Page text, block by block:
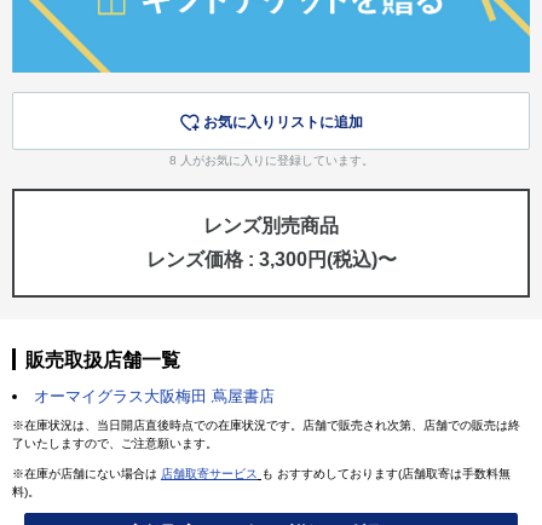
お気に入りリストに追加
8 人がお気に入りに登録しています。
レンズ別売商品
レンズ価格 : 3,300円(税込)〜
販売取扱店舗一覧
オーマイグラス大阪梅田 蔦屋書店
※在庫状況は、当日開店直後時点での在庫状況です。店舗で販売され次第、店舗での販売は終
了いたしますので、ご注意願います。
※在庫が店舗にない場合は 店舗取寄サービス
も おすすめしております(店舗取寄は手数料無
料)。